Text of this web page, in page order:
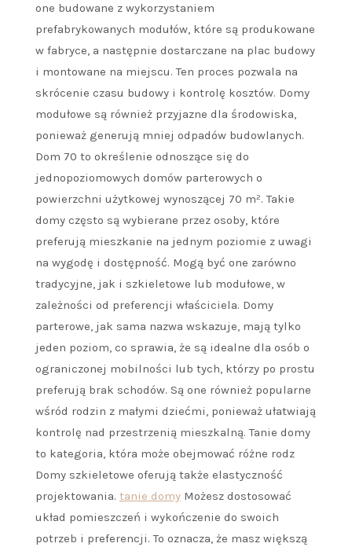
one budowane z wykorzystaniem
prefabrykowanych modułów, które są produkowane
w fabryce, a następnie dostarczane na plac budowy
i montowane na miejscu. Ten proces pozwala na
skrócenie czasu budowy i kontrolę kosztów. Domy
modułowe są również przyjazne dla środowiska,
ponieważ generują mniej odpadów budowlanych.
Dom 70 to określenie odnoszące się do
jednopoziomowych domów parterowych o
powierzchni użytkowej wynoszącej 70 m². Takie
domy często są wybierane przez osoby, które
preferują mieszkanie na jednym poziomie z uwagi
na wygodę i dostępność. Mogą być one zarówno
tradycyjne, jak i szkieletowe lub modułowe, w
zależności od preferencji właściciela. Domy
parterowe, jak sama nazwa wskazuje, mają tylko
jeden poziom, co sprawia, że ​​są idealne dla osób o
ograniczonej mobilności lub tych, którzy po prostu
preferują brak schodów. Są one również popularne
wśród rodzin z małymi dziećmi, ponieważ ułatwiają
kontrolę nad przestrzenią mieszkalną. Tanie domy
to kategoria, która może obejmować różne rodz
Domy szkieletowe oferują także elastyczność
projektowania. tanie domy Możesz dostosować
układ pomieszczeń i wykończenie do swoich
potrzeb i preferencji. To oznacza, że masz większą